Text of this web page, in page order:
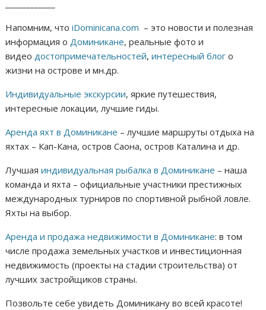
Напомним, чтоiDominicana.com – это новости и полезная
информация о Доминикане, реальные фото и
видеодостопримечательностей,интересный блог о
жизни на острове и мн.др.
Индивидуальные экскурсии, яркие путешествия,
интересные локации, лучшие гиды.
Аренда яхт в Доминикане – лучшие маршруты отдыха на
яхтах – Кап-Кана, остров Саона, остров Каталина и др.
Лучшаяиндивидуальная рыбалка в Доминикане – наша
команда и яхта – официальные участники престижных
международных турниров по спортивной рыбной ловле.
Яхты на выбор.
Аренда и продажа недвижимости в Доминикане: в том
числе продажа земельных участков и инвестиционная
недвижимость (проекты на стадии строительства) от
лучших застройщиков страны.
Позвольте себе увидеть Доминикану во всей красоте!